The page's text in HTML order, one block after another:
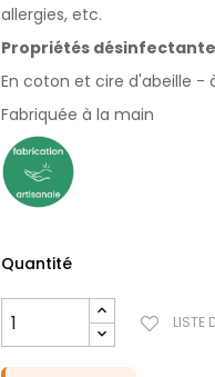
allergies, etc.
Propriétés
En coton et cire d'abeille -
Fabriquée à la main
Quantité
LISTE